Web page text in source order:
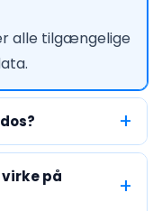
alle tilgængelige
på